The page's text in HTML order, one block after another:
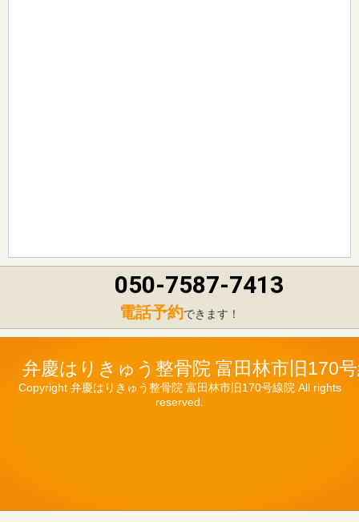
050-7587-7413
電話予約できます！
弁慶はりきゅう整骨院 富田林市旧170
Copyright 弁慶はりきゅう整骨院 富田林市旧170号線院 All rights
reserved.
LINE